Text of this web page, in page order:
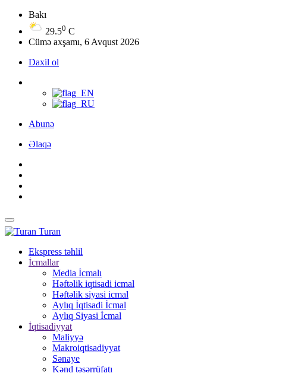
Bakı
29.50 C
Cümə axşamı, 6 Avqust 2026
Daxil ol
Abunə
Əlaqə
Turan
Ekspress təhlil
İcmallar
Media İcmalı
Həftəlik iqtisadi icmal
Həftəlik siyasi icmal
Aylıq İqtisadi İcmal
Aylıq Siyasi İcmal
İqtisadiyyat
Maliyyə
Makroiqtisadiyyat
Sənaye
Kənd təsərrüfatı